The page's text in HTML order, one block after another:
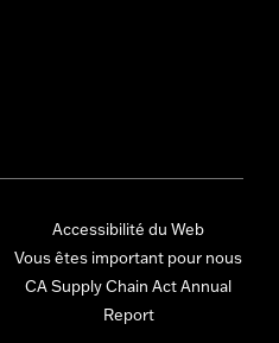
Accessibilité du Web
Vous êtes important pour nous
CA Supply Chain Act Annual
Report